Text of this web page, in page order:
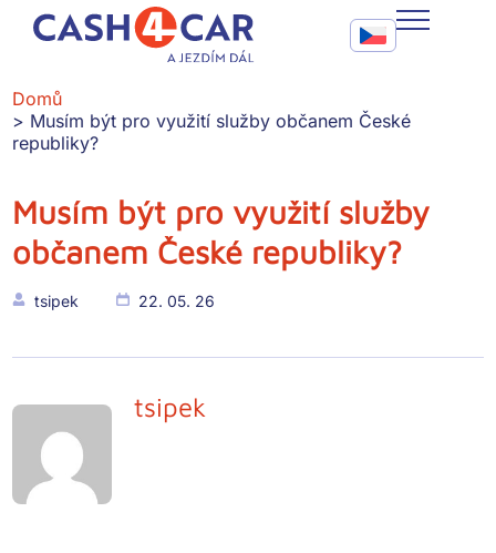
Musím být pro využití služby občanem České republiky?
FAQ
SLUŽBY
KONTAKT
Call To Action
Domů
Musím být pro využití služby občanem České
republiky?
Musím být pro využití služby
občanem České republiky?
tsipek 22. 05. 26
tsipek